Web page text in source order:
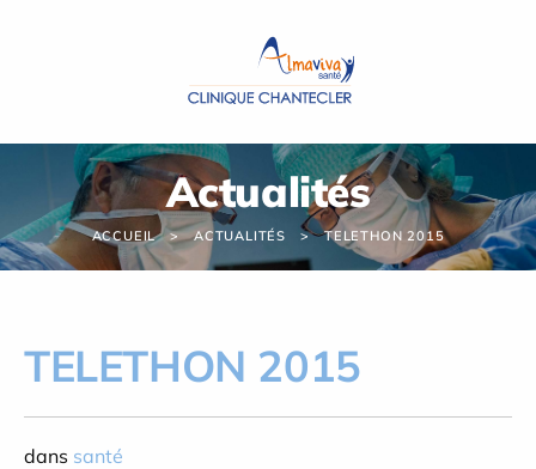
Actualités
ACCUEIL ACTUALITÉS TELETHON 2015
TELETHON 2015
dans santé